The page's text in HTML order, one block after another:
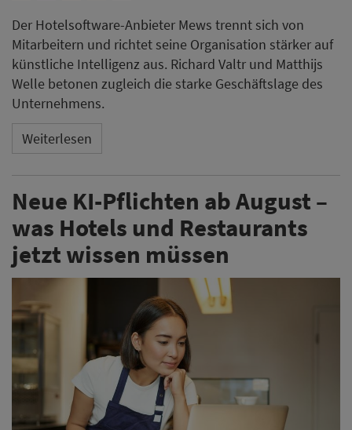
Neue KI-Pflichten ab August –
was Hotels und Restaurants
jetzt wissen müssen
KI-Bilder, Chatbots oder automatisch erstellte Texte:
Ab dem 2. August 2026 gelten neue
Transparenzpflichten des EU AI Act. Wann Hotels und
Restaurants Inhalte kennzeichnen müssen – und wann
nicht.